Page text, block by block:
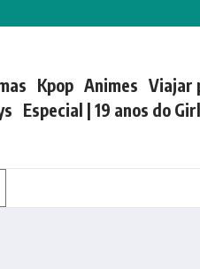
Kpop Animes Viajar
Especial | 19 anos do